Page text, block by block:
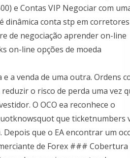
e Contas VIP Negociar com
dinâmica conta stp em corretores
de negociação aprender on-line
on-line opções de moeda
a venda de uma outra. Ordens
o risco de perda uma vez
O OCO ea reconhece o
que ticketnumbers
que o EA encontrar um
de Forex ### Cobertura